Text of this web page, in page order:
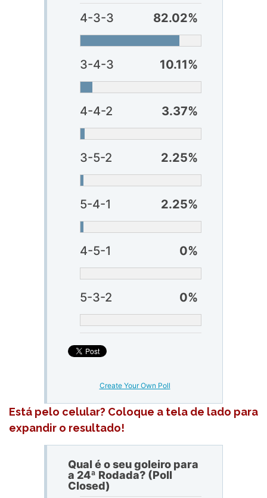
4-3-3 82.02%
3-4-3 10.11%
4-4-2 3.37%
3-5-2 2.25%
5-4-1 2.25%
4-5-1 0%
5-3-2 0%
Create Your Own Poll
Está pelo celular? Coloque a tela de lado para
expandir o resultado!
Qual é o seu goleiro para
a 24ª Rodada? (Poll
Closed)